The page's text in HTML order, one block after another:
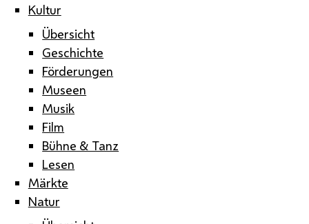
Kultur
Übersicht
Geschichte
Förderungen
Museen
Musik
Film
Bühne & Tanz
Lesen
Märkte
Natur